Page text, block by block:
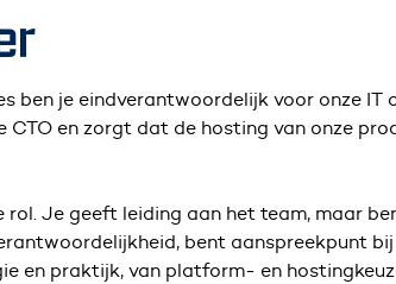
ben je eindverantwoordelijk voor onze
CTO en zorgt dat de hosting van onze
rol. Je geeft leiding aan het team, maar
bent aanspreekpunt
en praktijk, van platform- en